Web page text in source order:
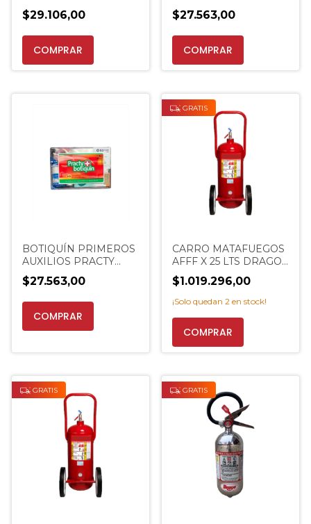
BOTIQUIN PORTATIL
$29.106,00
BOTIQUÍN 101 -
EXTINCENTER
$27.563,00
BOTIQUÍN PRIMEROS
AUXILIOS PRACTY
BOTIQUÍN 101 -
EXTINCENTER
$27.563,00
GRATIS
CARRO MATAFUEGOS
AFFF X 25 LTS DRAGO -
EXTINCENTER
$1.019.296,00
¡Solo quedan 2 en stock!
GRATIS GRATIS